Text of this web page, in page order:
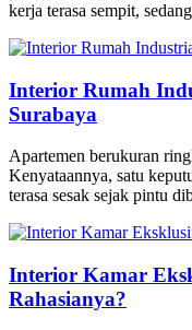
kerja terasa sempit,
Interior Rumah
Surabaya
Apartemen berukuran
Kenyataannya, satu
terasa sesak sejak pintu
Interior Kamar
Rahasianya?